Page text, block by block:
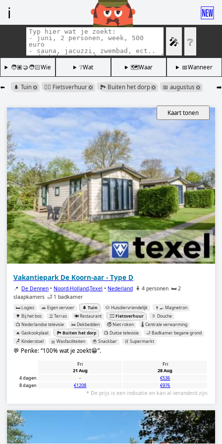
ℹ️ 🆕
🎤 ❔
🧑🏽‍🤝‍🧑🏻Wie ❔Wat 🗺️Waar 📅Wanneer
⬅️ ➡️
🌲 Tuin ❎ 🚴‍♂️ Fietsverhuur ❎ 🏞️ Buiten het dorp ❎ 📅 augustus ❎
Kaart tonen
Vakantiepark De Koorn-aar - Type D
📍 De Dennen • Noord-Holland,Texel • Nederland 🧍 4 personen 🛏️ 2
slaapkamers 🛁 1 badkamer
🛏️ Logies 🚗 Eigen vervoer 🌲 Tuin 🐶 Huisdiervriendelijk
👨‍🍳 Magnetron
🌳 Bij het bos
⛱️ Terras 🍽️ Restaurant 🚴‍♂️ Fietsverhuur
🚿 Douche
📺 Nederlandse televisie
🛌 Dekbedden 🚭 Niet roken
🌡️ Centrale verwarming
🔥 Gaskookplaat
🏞️ Buiten het dorp 📺 Duitse televisie
🛁 Badkamer begane grond
🪑 Kinderstoel
🧺 Wasfaciliteiten 🍟 Snackbar 🛒 Supermarkt
💬 Penke: 100% wat je zoekt😁 .
Fri
21 Aug
Fri
28 Aug
4 dagen
-
€536
8 dagen
€1208 €976
* De prijs is een indicatie en kan al veranderd zijn.